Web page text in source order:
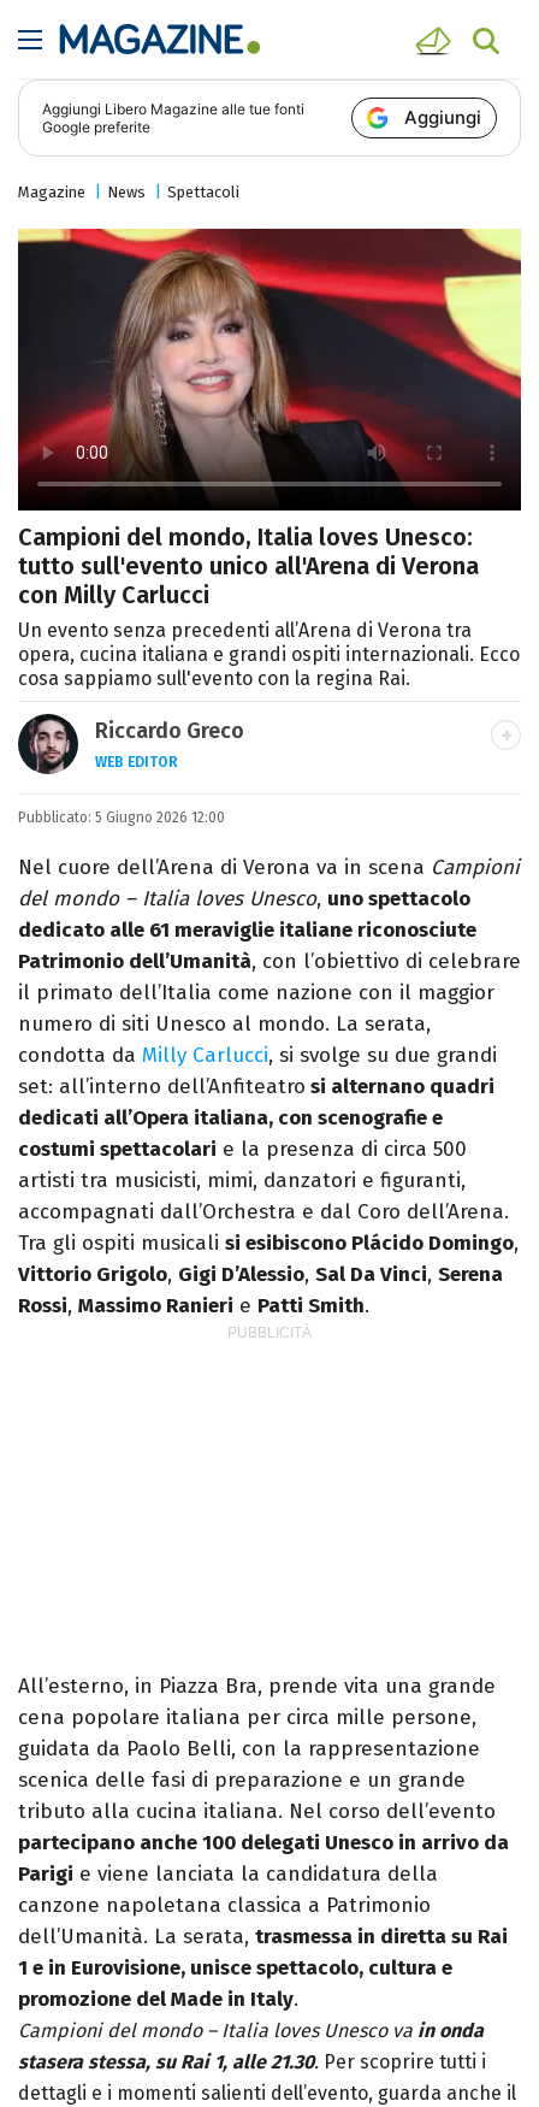
Aggiungi Libero Magazine alle tue fonti
Google preferite
Aggiungi
Magazine News Spettacoli
Campioni del mondo, Italia loves Unesco:
tutto sull'evento unico all'Arena di Verona
con Milly Carlucci
Un evento senza precedenti all’Arena di Verona tra
opera, cucina italiana e grandi ospiti internazionali. Ecco
cosa sappiamo sull'evento con la regina Rai.
Riccardo Greco
WEB EDITOR
LINKEDIN
Si avvicina all'editoria studiando all'IED
come Fashion Editor. Si specializza poi in
Comunicazione digitale, Giornalismo e
Nuovi media presso La Sapienza,
collaborando con alcune testate ed uffici
stampa.
Pubblicato: 5 Giugno 2026 12:00
Nel cuore dell’Arena di Verona va in scena Campioni
del mondo – Italia loves Unesco, uno spettacolo
dedicato alle 61 meraviglie italiane riconosciute
Patrimonio dell’Umanità, con l’obiettivo di celebrare
il primato dell’Italia come nazione con il maggior
numero di siti Unesco al mondo. La serata,
condotta da Milly Carlucci, si svolge su due grandi
set: all’interno dell’Anfiteatro si alternano quadri
dedicati all’Opera italiana, con scenografie e
costumi spettacolari e la presenza di circa 500
artisti tra musicisti, mimi, danzatori e figuranti,
accompagnati dall’Orchestra e dal Coro dell’Arena.
Tra gli ospiti musicali si esibiscono Plácido Domingo,
Vittorio Grigolo, Gigi D’Alessio, Sal Da Vinci, Serena
Rossi, Massimo Ranieri e Patti Smith.
All’esterno, in Piazza Bra, prende vita una grande
cena popolare italiana per circa mille persone,
guidata da Paolo Belli, con la rappresentazione
scenica delle fasi di preparazione e un grande
tributo alla cucina italiana. Nel corso dell’evento
partecipano anche 100 delegati Unesco in arrivo da
Parigi e viene lanciata la candidatura della
canzone napoletana classica a Patrimonio
dell’Umanità. La serata, trasmessa in diretta su Rai
1 e in Eurovisione, unisce spettacolo, cultura e
promozione del Made in Italy.
Campioni del mondo – Italia loves Unesco va in onda
stasera stessa, su Rai 1, alle 21.30. Per scoprire tutti i
dettagli e i momenti salienti dell’evento, guarda anche il